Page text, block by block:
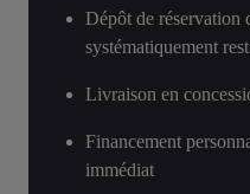
Dépôt de réservation
systématiquement
Livraison en
Financement
immédiat